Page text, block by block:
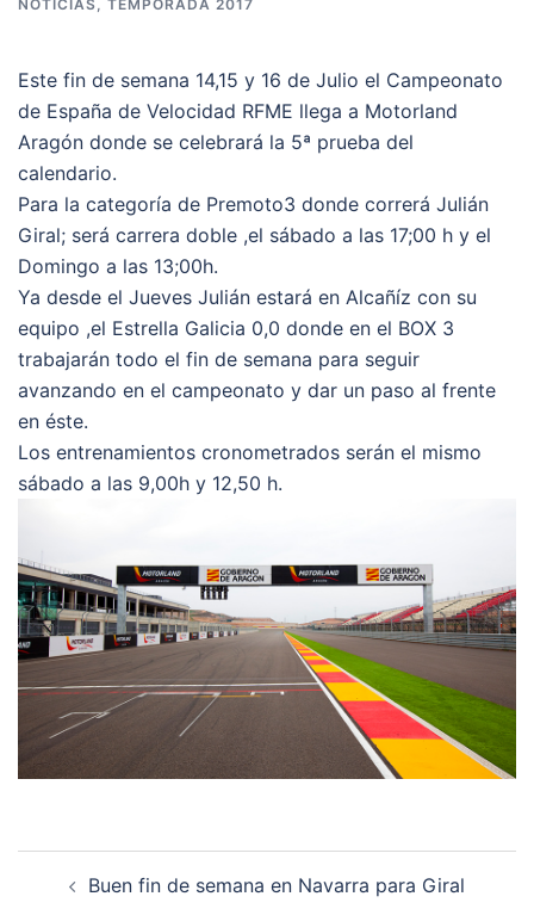
NOTICIAS, TEMPORADA 2017
Este fin de semana 14,15 y 16 de Julio el Campeonato
de España de Velocidad RFME llega a Motorland
Aragón donde se celebrará la 5ª prueba del
calendario.
Para la categoría de Premoto3 donde correrá Julián
Giral; será carrera doble ,el sábado a las 17;00 h y el
Domingo a las 13;00h.
Ya desde el Jueves Julián estará en Alcañíz con su
equipo ,el Estrella Galicia 0,0 donde en el BOX 3
trabajarán todo el fin de semana para seguir
avanzando en el campeonato y dar un paso al frente
en éste.
Los entrenamientos cronometrados serán el mismo
sábado a las 9,00h y 12,50 h.
Buen fin de semana en Navarra para Giral